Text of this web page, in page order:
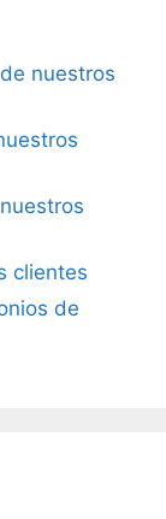
nuestros
clientes
de